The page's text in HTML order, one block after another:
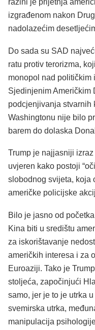
razini je prijetnja
izgrađenom nakon
nadolazećim
Do sada su SAD
ratu protiv terorizma,
monopol nad političkim
Sjedinjenim Američkim
podcjenjivanja stvarnih
Washingtonu nije bilo
barem do dolaska
Trump je najjasniji izraz
uvjeren kako postoji
slobodnog svijeta, koja
američke policijske
Bilo je jasno od
Kina biti u središtu
za iskorištavanje
američkih interesa i za
Euroaziji. Tako je
stoljeća, započinjući
samo, jer je to je utrka
svemirska utrka,
manipulacija